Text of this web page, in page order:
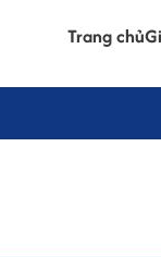
Trang chủ